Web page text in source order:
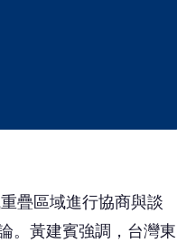
疊區域進行協商與談
。黃建賓強調，台灣東